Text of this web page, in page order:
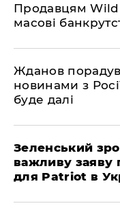
Продавцям
масові
Жданов
новинами з
буде далі
Зеленський
важливу заяву
для Patriot в